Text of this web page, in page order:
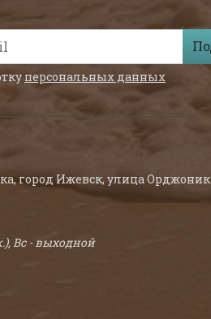
персональных данных
город Ижевск, улица
Вс - выходной